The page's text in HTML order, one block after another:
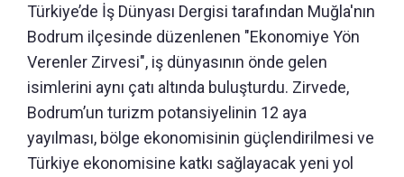
Türkiye’de İş Dünyası Dergisi tarafından Muğla'nın
Bodrum ilçesinde düzenlenen "Ekonomiye Yön
Verenler Zirvesi", iş dünyasının önde gelen
isimlerini aynı çatı altında buluşturdu. Zirvede,
Bodrum’un turizm potansiyelinin 12 aya
yayılması, bölge ekonomisinin güçlendirilmesi ve
Türkiye ekonomisine katkı sağlayacak yeni yol